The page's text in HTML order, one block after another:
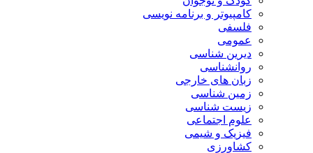
کامپیوتر و برنامه نویسی
فلسفی
عمومی
دیرین شناسی
روانشناسی
زبان های خارجی
زمین شناسی
زیست شناسی
علوم اجتماعی
فیزیک و شیمی
کشاورزی